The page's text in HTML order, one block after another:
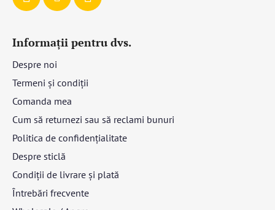
Informații pentru dvs.
Despre noi
Termeni și condiții
Comanda mea
Cum să returnezi sau să reclami bunuri
Politica de confidențialitate
Despre sticlă
Condiții de livrare și plată
Întrebări frecvente